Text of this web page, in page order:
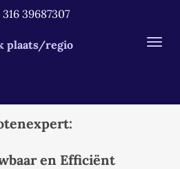
plaats/regio
39687307
en Efficiënt